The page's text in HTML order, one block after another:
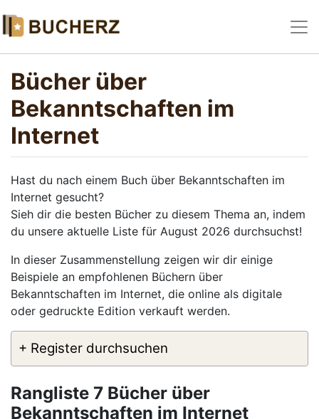
Bücher über
Bekanntschaften im
Internet
Hast du nach einem Buch über Bekanntschaften im
Internet gesucht?
Sieh dir die besten Bücher zu diesem Thema an, indem
du unsere aktuelle Liste für August 2026 durchsuchst!
In dieser Zusammenstellung zeigen wir dir einige
Beispiele an empfohlenen Büchern über
Bekanntschaften im Internet, die online als digitale
oder gedruckte Edition verkauft werden.
+ Register durchsuchen
Rangliste 7 Bücher über
Bekanntschaften im Internet